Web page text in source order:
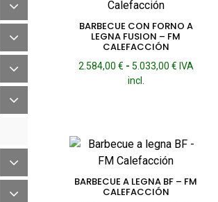
BARBECUE CON FORNO A
LEGNA FUSION – FM
CALEFACCIÓN
2.584,00 € - 5.033,00 €Fascia
5.033,00 €
IVA
incl.
BARBECUE A LEGNA BF – FM
CALEFACCIÓN